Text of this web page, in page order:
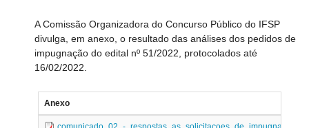
A Comissão Organizadora do Concurso Público do IFSP
divulga, em anexo, o resultado das análises dos pedidos de
impugnação do edital nº 51/2022, protocolados até
16/02/2022.
Anexo